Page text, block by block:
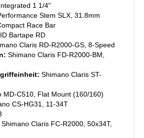
1 1/4"
Stem SLX, 31.8mm
Race Bar
Bartape RD
Claris RD-R2000-GS, 8-Speed
Shimano Claris FD-R2000-BM,
Shimano Claris ST-
MD-C510, Flat Mount (160/160)
CS-HG31, 11-34T
Shimano Claris FC-R2000, 50x34T,